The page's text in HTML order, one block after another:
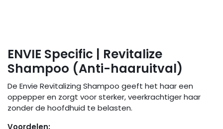
ENVIE Specific | Revitalize
Shampoo (Anti-haaruitval)
De Envie Revitalizing Shampoo geeft het haar een
oppepper en zorgt voor sterker, veerkrachtiger haar
zonder de hoofdhuid te belasten.